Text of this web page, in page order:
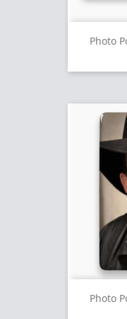
Photo
Photo